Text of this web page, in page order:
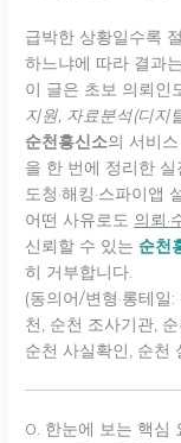
급박한 상황일수록
하느냐에 따라 결과
이 글은 초보 의뢰인
지원, 자료분석(디지
순천흥신소의 서비스
을 한 번에 정리한
도청·해킹·스파이앱
어떤 사유로도 의뢰·
신뢰할 수 있는 순천
히 거부합니다.
(동의어/변형·롱테
천, 순천 조사기관,
순천 사실확인, 순천
0. 한눈에 보는 핵심